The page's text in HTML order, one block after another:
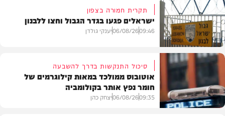
חדשות
חדשות
תקרית חמורה בצפון
ישראלים פגעו בגדר הגבול וחצו ללבנון
09:46
06/08/26יענקי גולדן
סיכול התנקשות בדרך להשבעה
אוטובוס ממולכד במאות קילוגרמים של
חומר נפץ אותר בקולומביה
09:35
06/08/26יצחק כהן